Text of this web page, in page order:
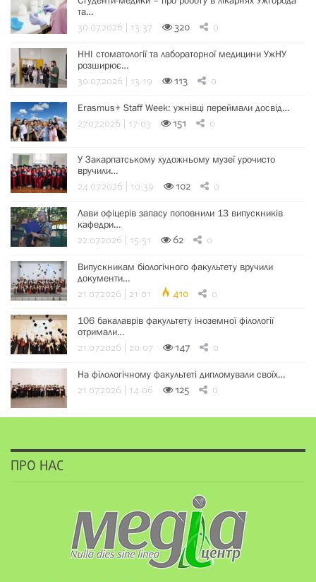
та…
30.07.2026 | 13:37 320 0
ННІ стоматології та лабораторної медицини УжНУ
розширює…
30.07.2026 | 13:19 113 0
Erasmus+ Staff Week: ужнівці переймали досвід…
27.07.2026 | 17:03 151 0
У Закарпатському художньому музеї урочисто
вручили…
24.07.2026 | 10:39 102 0
Лави офіцерів запасу поповнили 13 випускників
кафедри…
22.07.2026 | 15:51 62 0
Випускникам біологічного факультету вручили
документи…
21.07.2026 | 21:01 410 0
106 бакалаврів факультету іноземної філології
отримали…
21.07.2026 | 20:07 147 0
На філологічному факультеті дипломували своїх…
21.07.2026 | 14:06 125 0
ПРО НАС